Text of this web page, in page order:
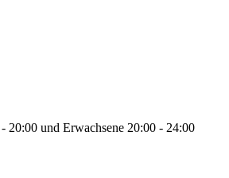
20:00 und Erwachsene 20:00 - 24:00